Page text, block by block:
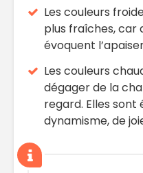
Les couleurs
plus fraîches, car
évoquent
Les couleurs
dégager de la
regard. Elles
dynamisme, de